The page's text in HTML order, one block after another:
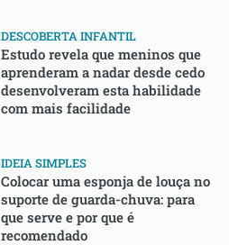
DESCOBERTA INFANTIL
Estudo revela que meninos que
aprenderam a nadar desde cedo
desenvolveram esta habilidade
com mais facilidade
IDEIA SIMPLES
Colocar uma esponja de louça no
suporte de guarda-chuva: para
que serve e por que é
recomendado